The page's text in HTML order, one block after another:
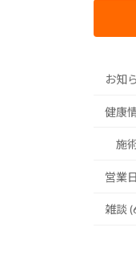
お知
健康
施
営業
雑談